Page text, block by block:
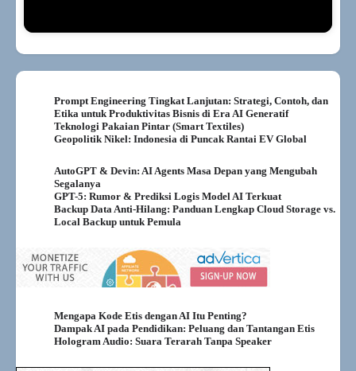
Prompt Engineering Tingkat Lanjutan: Strategi, Contoh, dan
Etika untuk Produktivitas Bisnis di Era AI Generatif
Teknologi Pakaian Pintar (Smart Textiles)
Geopolitik Nikel: Indonesia di Puncak Rantai EV Global
AutoGPT & Devin: AI Agents Masa Depan yang Mengubah
Segalanya
GPT-5: Rumor & Prediksi Logis Model AI Terkuat
Backup Data Anti-Hilang: Panduan Lengkap Cloud Storage vs.
Local Backup untuk Pemula
Mengapa Kode Etis dengan AI Itu Penting?
Dampak AI pada Pendidikan: Peluang dan Tantangan Etis
Hologram Audio: Suara Terarah Tanpa Speaker